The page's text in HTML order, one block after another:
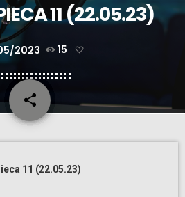
11 (22.05.23)
2023 15
share
email
11 (22.05.23)